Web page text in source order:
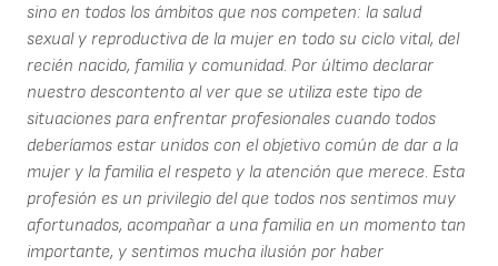
sino en todos los ámbitos que nos competen: la salud
sexual y reproductiva de la mujer en todo su ciclo vital, del
recién nacido, familia y comunidad. Por último declarar
nuestro descontento al ver que se utiliza este tipo de
situaciones para enfrentar profesionales cuando todos
deberíamos estar unidos con el objetivo común de dar a la
mujer y la familia el respeto y la atención que merece. Esta
profesión es un privilegio del que todos nos sentimos muy
afortunados, acompañar a una familia en un momento tan
importante, y sentimos mucha ilusión por haber